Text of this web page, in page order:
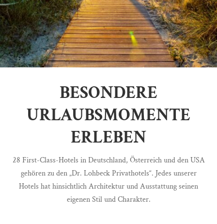
BESONDERE
URLAUBSMOMENTE
ERLEBEN
28 First-Class-Hotels in Deutschland, Österreich und den USA
gehören zu den „Dr. Lohbeck Privathotels“. Jedes unserer
Hotels hat hinsichtlich Architektur und Ausstattung seinen
eigenen Stil und Charakter.